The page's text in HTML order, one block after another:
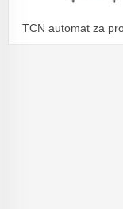
TCN automat za